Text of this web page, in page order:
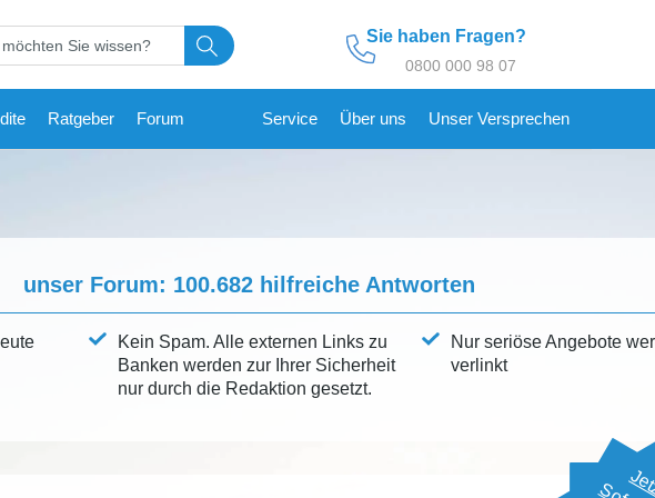
Sie haben Fragen?
0800 000 98 07
Ratgeber Forum Service Über uns Unser Versprechen
unser Forum: 100.682hilfreiche Antworten
Kein Spam. Alle externen Links zu
Banken werden zur Ihrer Sicherheit
nur durch die Redaktion gesetzt.
Nur seriöse Angebote
verlinkt